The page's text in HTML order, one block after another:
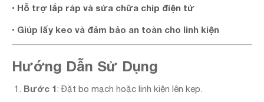
• Hỗ trợ lắp ráp và sửa chữa chip điện tử
• Giúp lấy keo và đảm bảo an toàn cho linh kiện
Hướng Dẫn Sử Dụng
Bước 1: Đặt bo mạch hoặc linh kiện lên kẹp.